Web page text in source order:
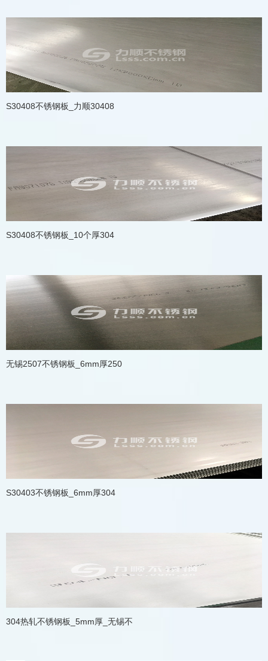
S30408不锈钢板_力顺30408
S30408不锈钢板_10个厚304
无锡2507不锈钢板_6mm厚250
S30403不锈钢板_6mm厚304
304热轧不锈钢板_5mm厚_无锡不